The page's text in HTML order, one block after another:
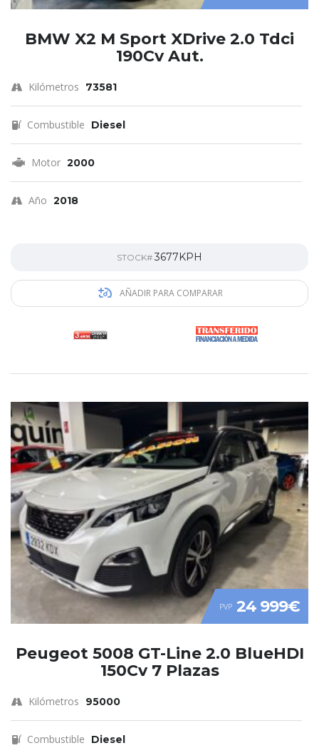
BMW X2 M Sport XDrive 2.0 Tdci
190Cv Aut.
Kilómetros 73581
Combustible Diesel
Motor 2000
Año 2018
STOCK#3677KPH
AÑADIR PARA COMPARAR
PVP 24 999€
Peugeot 5008 GT-Line 2.0 BlueHDI
150Cv 7 Plazas
Kilómetros 95000
Combustible Diesel